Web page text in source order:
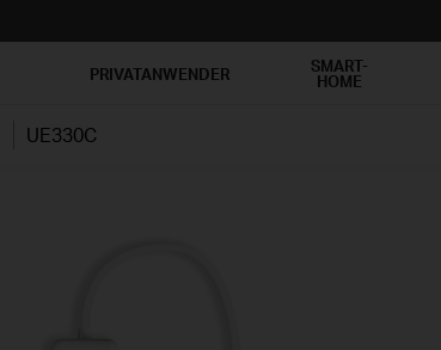
PRIVATANWENDER SMART-
HOME
UE330C